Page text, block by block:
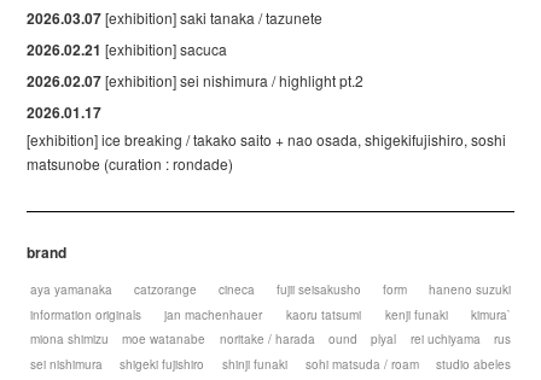
2026.03.07[exhibition] saki tanaka / tazunete
2026.02.21 [exhibition] sacuca
2026.02.07[exhibition] sei nishimura / highlight pt.2
2026.01.17
[exhibition] ice breaking / takako saito + nao osada, shigekifujishiro, soshi
matsunobe (curation : rondade)
brand
aya yamanaka catzorange cineca fujii seisakusho form
haneno suzuki
information originals
jan machenhauer kaoru tatsumi kenji funaki
kimura`
miona shimizu
moe watanabe noritake / harada ound plyal rei uchiyama
rus
sei nishimura
shigeki fujishiro shinji funaki sohi matsuda / roam studio abeles